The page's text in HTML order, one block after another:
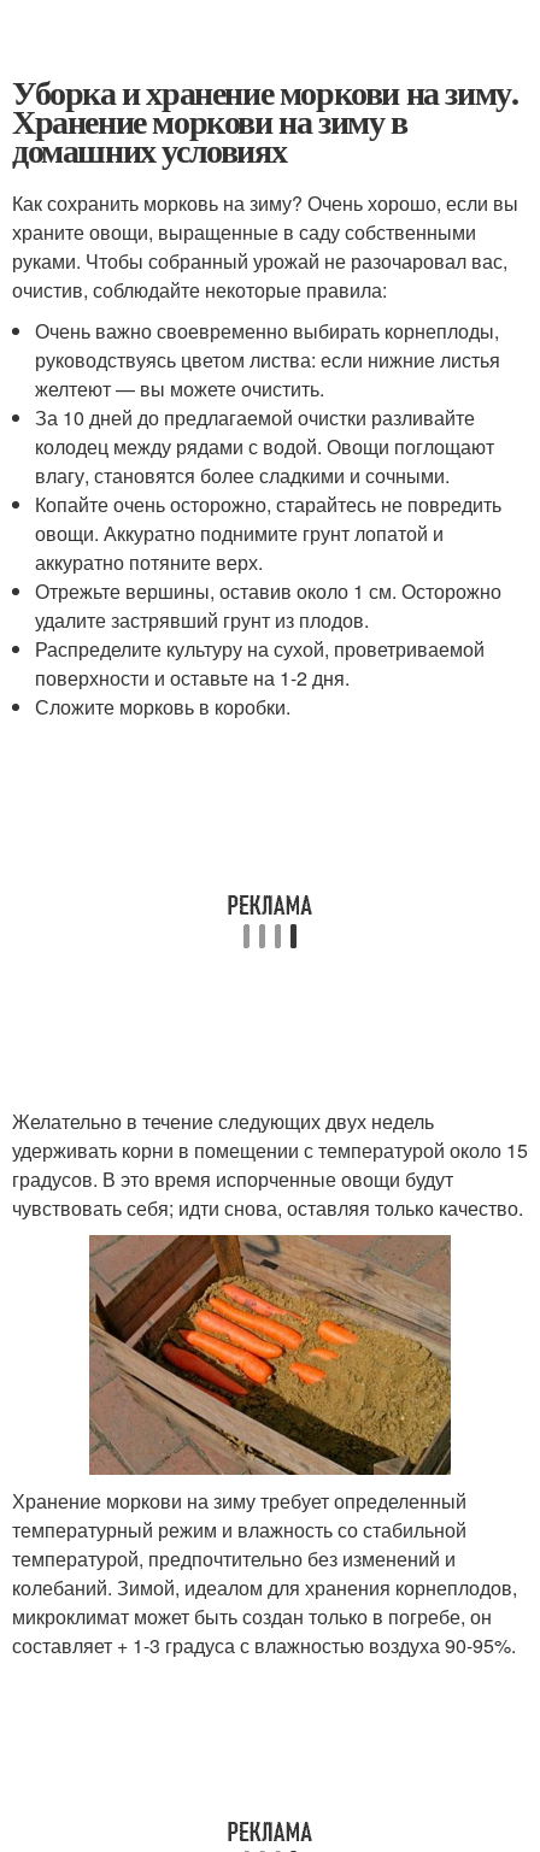
Уборка и хранение моркови на зиму.
Хранение моркови на зиму в
домашних условиях
Как сохранить морковь на зиму? Очень хорошо, если вы
храните овощи, выращенные в саду собственными
руками. Чтобы собранный урожай не разочаровал вас,
очистив, соблюдайте некоторые правила:
Очень важно своевременно выбирать корнеплоды,
руководствуясь цветом листва: если нижние листья
желтеют — вы можете очистить.
За 10 дней до предлагаемой очистки разливайте
колодец между рядами с водой. Овощи поглощают
влагу, становятся более сладкими и сочными.
Копайте очень осторожно, старайтесь не повредить
овощи. Аккуратно поднимите грунт лопатой и
аккуратно потяните верх.
Отрежьте вершины, оставив около 1 см. Осторожно
удалите застрявший грунт из плодов.
Распределите культуру на сухой, проветриваемой
поверхности и оставьте на 1-2 дня.
Сложите морковь в коробки.
Желательно в течение следующих двух недель
удерживать корни в помещении с температурой около 15
градусов. В это время испорченные овощи будут
чувствовать себя; идти снова, оставляя только качество.
Хранение моркови на зиму требует определенный
температурный режим и влажность со стабильной
температурой, предпочтительно без изменений и
колебаний. Зимой, идеалом для хранения корнеплодов,
микроклимат может быть создан только в погребе, он
составляет + 1-3 градуса с влажностью воздуха 90-95%.